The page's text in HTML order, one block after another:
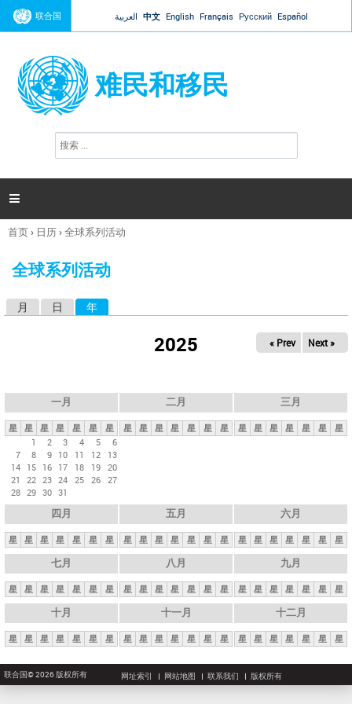
Jump to navigation
联合国 العربية 中文 English Français Русский Español
难民和移民
搜
索

你
这
首页› 日历›全球系列活动
全球系列活动
月 日 年
2025 « Prev Next »
一月
星 星 星 星 星 星
星
1
2 3 4 5
6
7
8 9 10 11 12
13
14 15 16 17 18 19 20
21
22 23 24 25 26 27
28 29 30 31
二月
星 星 星 星 星 星 星
三月
星 星 星 星 星 星 星
四月
星 星 星 星 星 星 星
五月
星 星 星 星 星 星 星
六月
星 星 星 星 星 星 星
七月
星 星 星 星 星 星 星
八月
星 星 星 星 星 星 星
九月
星 星 星 星 星 星 星
十月
星 星 星 星 星 星 星
十一月
星 星 星 星 星 星 星
十二月
星 星 星 星 星 星 星
联合国© 2026 版权所有 网址索引 网站地图 联系我们 版权所有